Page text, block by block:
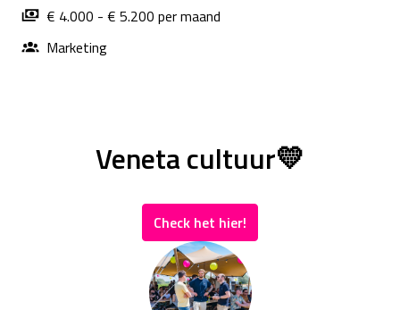
€ 4.000 - € 5.200 per maand
Marketing
Veneta cultuur💛
Check het hier!